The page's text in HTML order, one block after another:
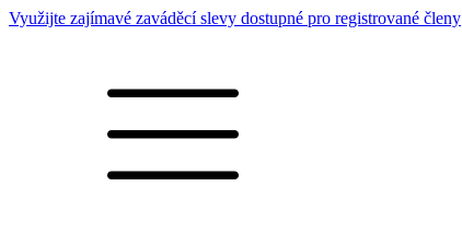
Využijte zajímavé zaváděcí slevy dostupné pro registrované členy